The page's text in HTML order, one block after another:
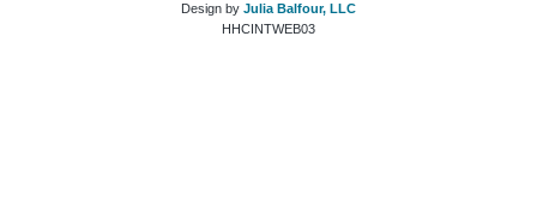
Design by Julia Balfour, LLC
HHCINTWEB03